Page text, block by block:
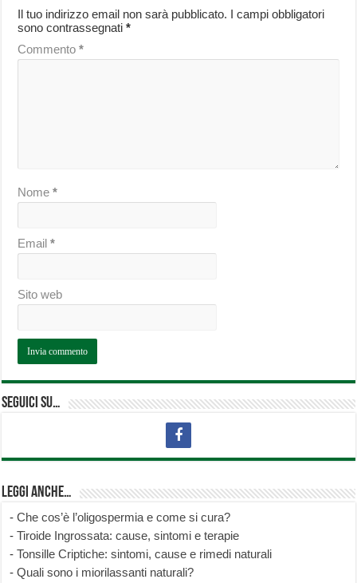
Il tuo indirizzo email non sarà pubblicato. I campi obbligatori
sono contrassegnati*
Commento*
Nome*
Email*
Sito web
Seguici su…
Leggi anche…
-Che cos’è l’oligospermia e come si cura?
-Tiroide Ingrossata: cause, sintomi e terapie
-Tonsille Criptiche: sintomi, cause e rimedi naturali
-Quali sono i miorilassanti naturali?